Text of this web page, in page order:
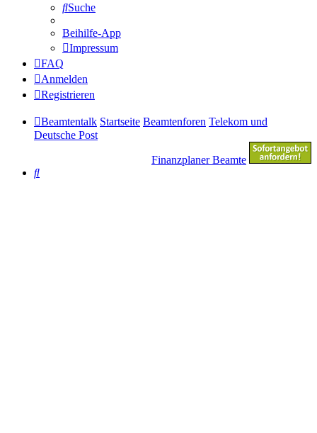
Suche
Beihilfe-App
Impressum
FAQ
Anmelden
Registrieren
Beamtentalk Startseite Beamtenforen Telekom und
Deutsche Post
Finanzplaner Beamte
Suche